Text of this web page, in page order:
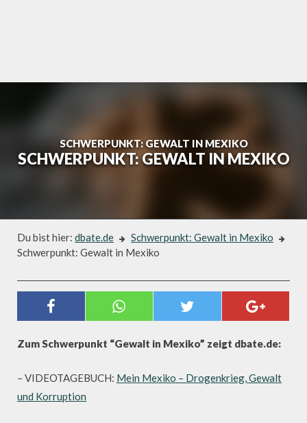
SCHWERPUNKT: GEWALT IN MEXIKO
SCHWERPUNKT: GEWALT IN MEXIKO
Du bist hier: dbate.de
Schwerpunkt: Gewalt in Mexiko
Schwerpunkt: Gewalt in Mexiko
SCHWERPUNKT: GEWALT IN
MEXIKO
Zum Schwerpunkt “Gewalt in Mexiko” zeigt dbate.de:
– VIDEOTAGEBUCH: Mein Mexiko – Drogenkrieg, Gewalt
und Korruption